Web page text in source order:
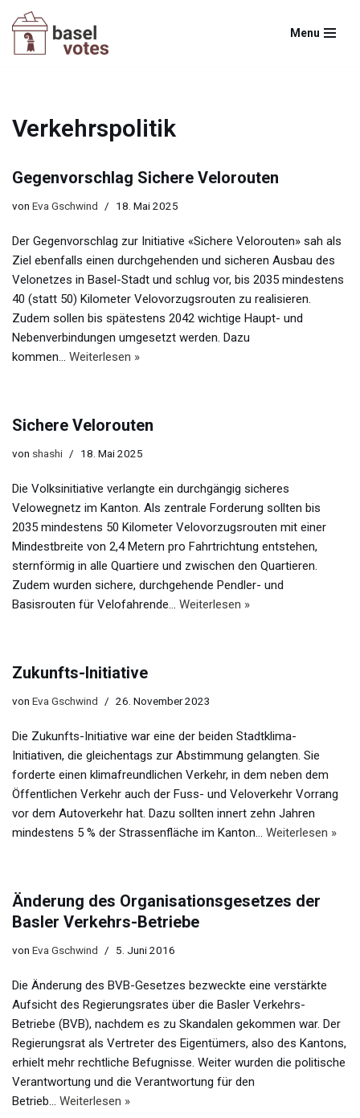
Zum
Menu
Verkehrspolitik
Gegenvorschlag Sichere Velorouten
von Eva Gschwind 18. Mai 2025
Der Gegenvorschlag zur Initiative «Sichere Velorouten» sah als
Ziel ebenfalls einen durchgehenden und sicheren Ausbau des
Velonetzes in Basel-Stadt und schlug vor, bis 2035 mindestens
40 (statt 50) Kilometer Velovorzugsrouten zu realisieren.
Zudem sollen bis spätestens 2042 wichtige Haupt- und
Nebenverbindungen umgesetzt werden. Dazu
kommen… Weiterlesen »
Sichere Velorouten
von shashi 18. Mai 2025
Die Volksinitiative verlangte ein durchgängig sicheres
Velowegnetz im Kanton. Als zentrale Forderung sollten bis
2035 mindestens 50 Kilometer Velovorzugsrouten mit einer
Mindestbreite von 2,4 Metern pro Fahrtrichtung entstehen,
sternförmig in alle Quartiere und zwischen den Quartieren.
Zudem wurden sichere, durchgehende Pendler- und
Basisrouten für Velofahrende… Weiterlesen »
Zukunfts-Initiative
von Eva Gschwind 26. November 2023
Die Zukunfts-Initiative war eine der beiden Stadtklima-
Initiativen, die gleichentags zur Abstimmung gelangten. Sie
forderte einen klimafreundlichen Verkehr, in dem neben dem
Öffentlichen Verkehr auch der Fuss- und Veloverkehr Vorrang
vor dem Autoverkehr hat. Dazu sollten innert zehn Jahren
mindestens 5 % der Strassenfläche im Kanton… Weiterlesen »
Änderung des Organisationsgesetzes der
Basler Verkehrs-Betriebe
von Eva Gschwind 5. Juni 2016
Die Änderung des BVB-Gesetzes bezweckte eine verstärkte
Aufsicht des Regierungsrates über die Basler Verkehrs-
Betriebe (BVB), nachdem es zu Skandalen gekommen war. Der
Regierungsrat als Vertreter des Eigentümers, also des Kantons,
erhielt mehr rechtliche Befugnisse. Weiter wurden die politische
Verantwortung und die Verantwortung für den
Betrieb… Weiterlesen »